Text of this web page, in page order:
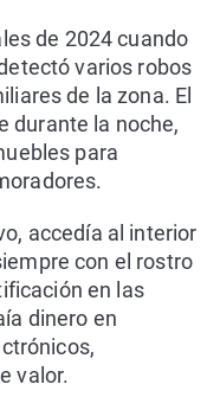
de 2024 cuando
varios robos
de la zona. El
durante la noche,
para
accedía al interior
con el rostro
en las
dinero en
valor.